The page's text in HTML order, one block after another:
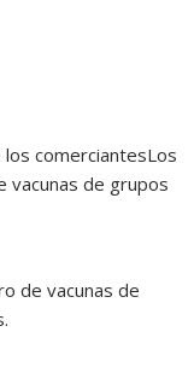
comerciantesLos
vacunas de grupos
de vacunas de